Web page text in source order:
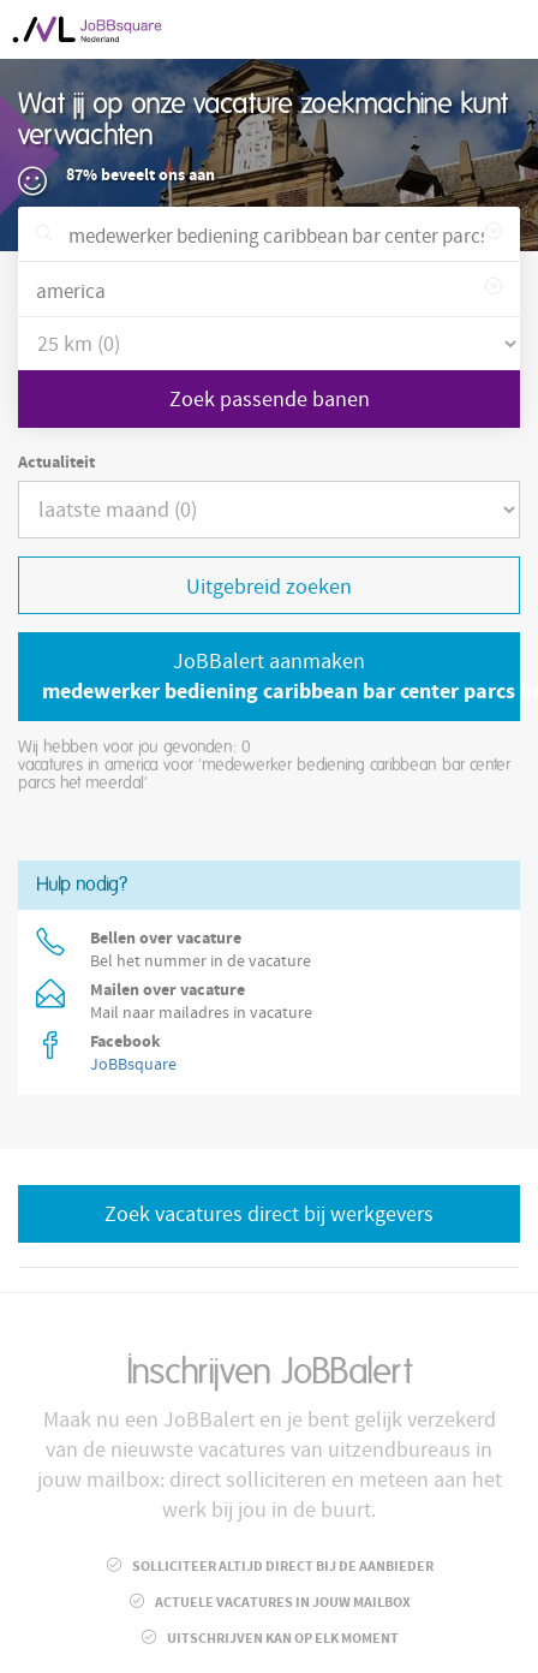
Wat jij op onze vacature zoekmachine kunt
verwachten
87% beveelt ons aan
Zoek passende banen
Actualiteit
Uitgebreid zoeken
JoBBalert aanmaken
medewerker bediening caribbean bar center parcs
Wij hebben voor jou gevonden: 0
vacatures in america voor 'medewerker bediening caribbean bar center
parcs het meerdal'
Hulp nodig?
Bellen over vacature
Bel het nummer in de vacature
Mailen over vacature
Mail naar mailadres in vacature
Facebook
JoBBsquare
Zoek vacatures direct bij werkgevers
Inschrijven JoBBalert
Maak nu een JoBBalert en je bent gelijk verzekerd
van de nieuwste vacatures van uitzendbureaus in
jouw mailbox: direct solliciteren en meteen aan het
werk bij jou in de buurt.
SOLLICITEER ALTIJD DIRECT BIJ DE AANBIEDER
ACTUELE VACATURES IN JOUW MAILBOX
UITSCHRIJVEN KAN OP ELK MOMENT